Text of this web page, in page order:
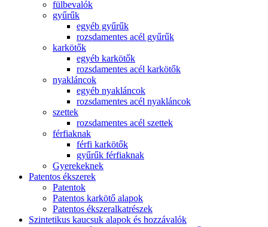
fülbevalók
gyűrűk
egyéb gyűrűk
rozsdamentes acél gyűrűk
karkötők
egyéb karkötők
rozsdamentes acél karkötők
nyakláncok
egyéb nyakláncok
rozsdamentes acél nyakláncok
szettek
rozsdamentes acél szettek
férfiaknak
férfi karkötők
gyűrűk férfiaknak
Gyerekeknek
Patentos ékszerek
Patentok
Patentos karkötő alapok
Patentos ékszeralkatrészek
Szintetikus kaucsuk alapok és hozzávalók